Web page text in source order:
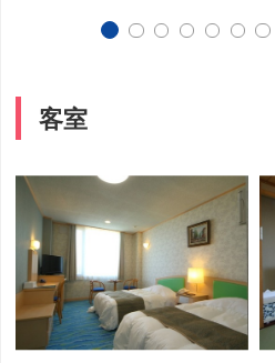
客室